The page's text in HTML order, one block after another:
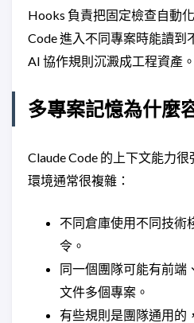
Hooks 負責把固定檢查自動
Code 進入不同專案時能讀到
AI 協作規則沉澱成工程資產。
多專案記憶為什麼
Claude Code 的上下文能力
環境通常很複雜：
不同倉庫使用不同技術
令。
同一個團隊可能有前端
文件多個專案。
有些規則是團隊通用的